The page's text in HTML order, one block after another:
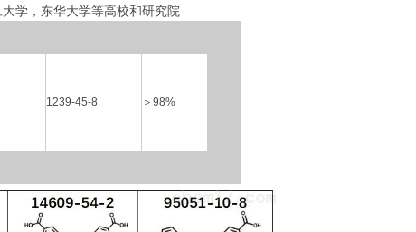
学，东华大学等高校和研究院
1239-45-8 ＞ 98%